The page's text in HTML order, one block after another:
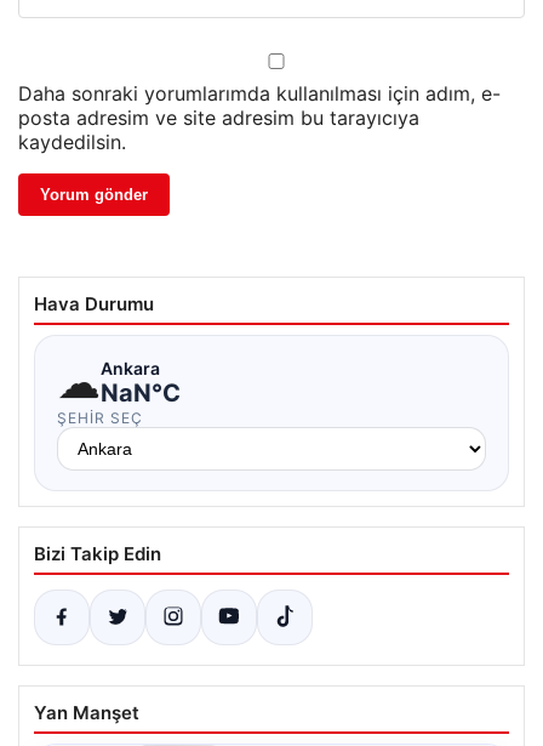
Daha sonraki yorumlarımda kullanılması için adım, e-
posta adresim ve site adresim bu tarayıcıya
kaydedilsin.
Hava Durumu
☁Ankara
NaN°C
ŞEHIR SEÇ
Bizi Takip Edin
Yan Manşet